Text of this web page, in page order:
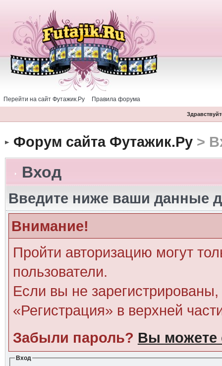
Перейти на сайт Футажик.Ру Правила форума
Форум сайта Футажик.Ру>
Вход
Введите ниже ваши данные
Внимание!
Пройти авторизацию могут
пользователи.
Если вы не
«Регистрация» в верхней
Забыли пароль? Вы можете
Вход